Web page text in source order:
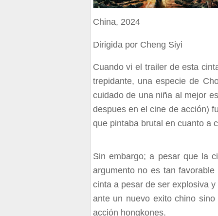
China, 2024
Dirigida por Cheng Siyi
Cuando vi el trailer de esta
trepidante, una especie de
cuidado de una niña al mejor
despues en el cine de acción)
que pintaba brutal en cuanto a
Sin embargo; a pesar que la
argumento no es tan
cinta a pesar de ser explosiva
ante un nuevo exito chino
acción hongkones.